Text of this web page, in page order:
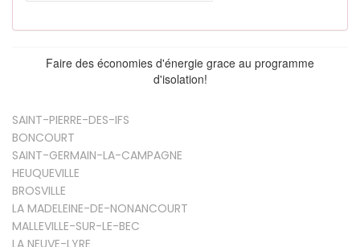
Faire des économies d'énergie grace au programme
d'isolation!
SAINT-PIERRE-DES-IFS
BONCOURT
SAINT-GERMAIN-LA-CAMPAGNE
HEUQUEVILLE
BROSVILLE
LA MADELEINE-DE-NONANCOURT
MALLEVILLE-SUR-LE-BEC
LA NEUVE-LYRE